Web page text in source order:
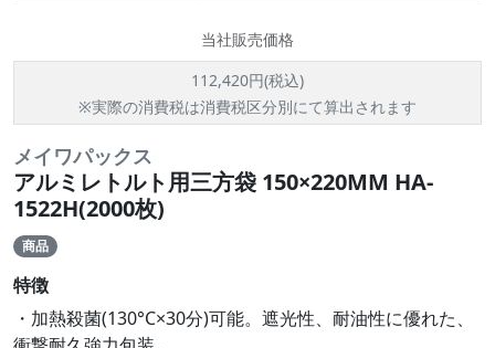
当社販売価格
112,420円(税込)
※実際の消費税は消費税区分別にて算出されます
メイワパックス
アルミレトルト用三方袋 150×220MM HA-
1522H(2000枚)
商品
特徴
・加熱殺菌(130°C×30分)可能。遮光性、耐油性に優れた、